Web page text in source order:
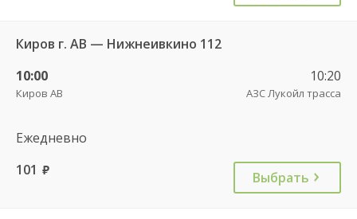
Киров г. АВ — Нижнеивкино 112
10:00
Киров АВ
10:20
АЗС Лукойл трасса
Ежедневно
101 руб. Выбрать